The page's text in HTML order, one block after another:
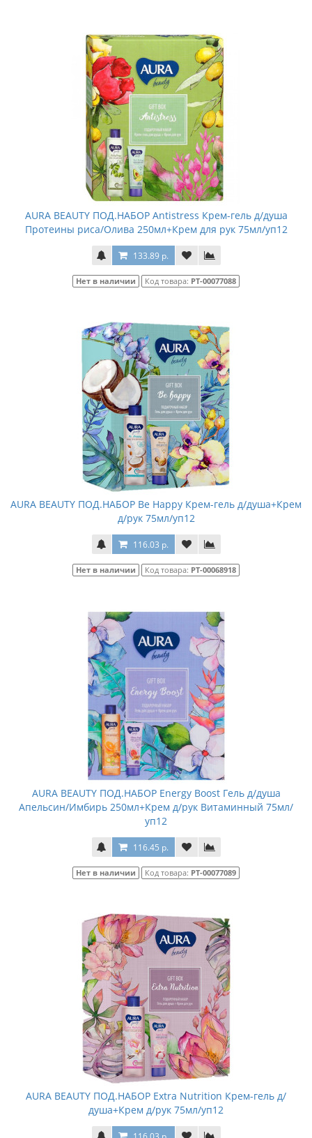
AURA BEAUTY ПОД.НАБОР Antistress Крем-гель д/душа
Протеины риса/Олива 250мл+Крем для рук 75мл/уп12
133.89 р.
Нет в наличии Код товара: РТ-00077088
AURA BEAUTY ПОД.НАБОР Be Happy Крем-гель д/душа+Крем
д/рук 75мл/уп12
116.03 р.
Нет в наличии Код товара: РТ-00068918
AURA BEAUTY ПОД.НАБОР Energy Boost Гель д/душа
Апельсин/Имбирь 250мл+Крем д/рук Витаминный 75мл/
уп12
116.45 р.
Нет в наличии Код товара: РТ-00077089
AURA BEAUTY ПОД.НАБОР Extra Nutrition Крем-гель д/
душа+Крем д/рук 75мл/уп12